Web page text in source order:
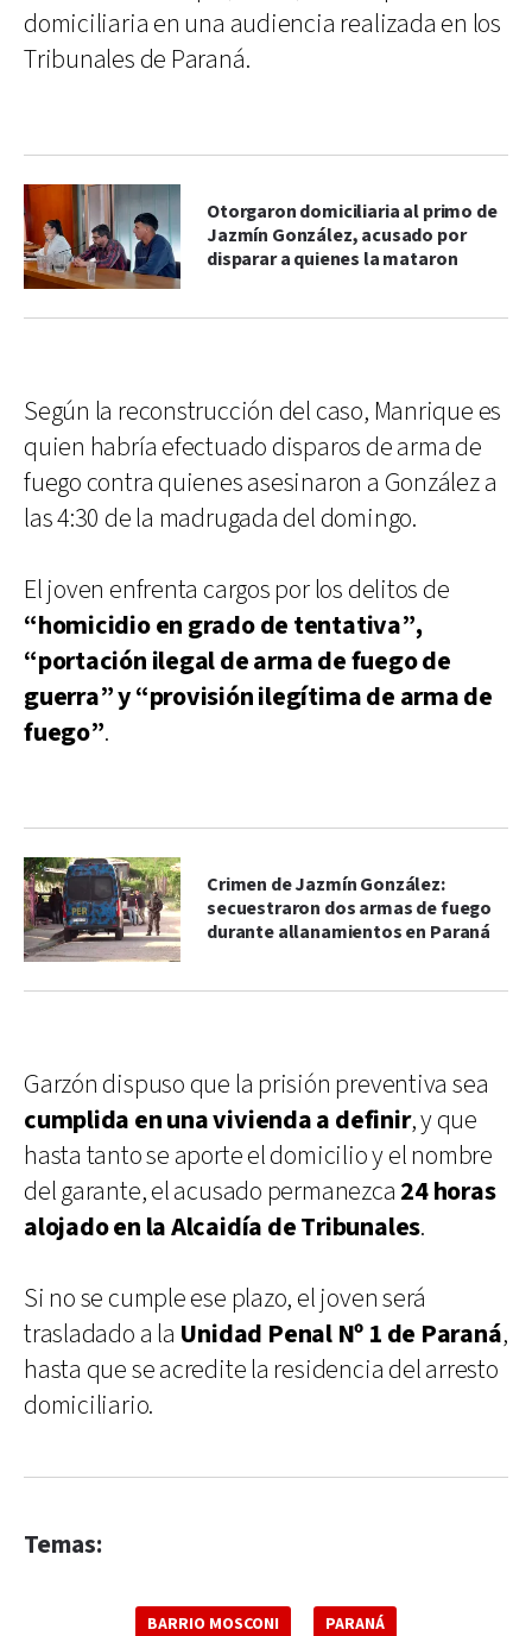
domiciliaria en una audiencia realizada en los
Tribunales de Paraná.
Otorgaron domiciliaria al primo de
Jazmín González, acusado por
disparar a quienes la mataron
Según la reconstrucción del caso, Manrique es
quien habría efectuado disparos de arma de
fuego contra quienes asesinaron a González a
las 4:30 de la madrugada del domingo.
El joven enfrenta cargos por los delitos de
“homicidio en grado de tentativa”,
“portación ilegal de arma de fuego de
guerra” y “provisión ilegítima de arma de
fuego”.
Crimen de Jazmín González:
secuestraron dos armas de fuego
durante allanamientos en Paraná
Garzón dispuso que la prisión preventiva sea
cumplida en una vivienda a definir, y que
hasta tanto se aporte el domicilio y el nombre
del garante, el acusado permanezca 24 horas
alojado en la Alcaidía de Tribunales.
Si no se cumple ese plazo, el joven será
trasladado a la Unidad Penal Nº 1 de Paraná,
hasta que se acredite la residencia del arresto
domiciliario.
Temas:
BARRIO MOSCONI PARANÁ